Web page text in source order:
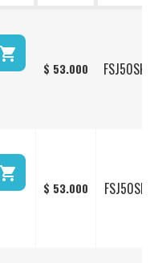

$ 53.000

$ 53.000